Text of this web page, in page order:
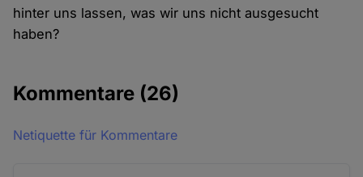
hinter uns lassen, was wir uns nicht ausgesucht
haben?
Kommentare (26)
Netiquette für Kommentare